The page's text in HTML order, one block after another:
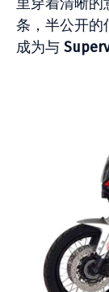
条，半公开的
成为与